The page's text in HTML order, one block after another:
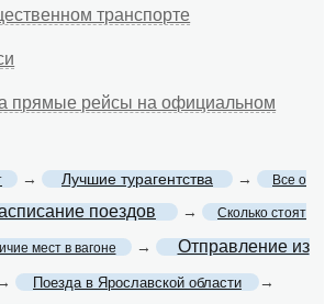
транспорте
прямые рейсы на официальном
→ Лучшие турагентства → Все о
поездов → Сколько стоят
мест в вагоне →
Отправление из
Поезда в Ярославской области →